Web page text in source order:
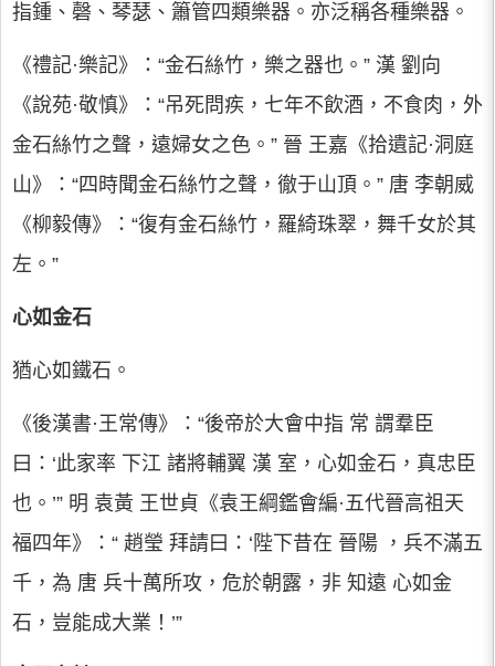
指鍾、磬、琴瑟、簫管四類樂器。亦泛稱各種樂器。
《禮記·樂記》：“金石絲竹，樂之器也。” 漢 劉向
《說苑·敬慎》：“吊死問疾，七年不飲酒，不食肉，外
金石絲竹之聲，遠婦女之色。” 晉 王嘉《拾遺記·洞庭
山》：“四時聞金石絲竹之聲，徹于山頂。” 唐 李朝威
《柳毅傳》：“復有金石絲竹，羅綺珠翠，舞千女於其
左。”
心如金石
猶心如鐵石。
《後漢書·王常傳》：“後帝於大會中指 常 謂羣臣
曰：‘此家率 下江 諸將輔翼 漢 室，心如金石，真忠臣
也。’” 明 袁黃 王世貞《袁王綱鑑會編·五代晉高祖天
福四年》：“ 趙瑩 拜請曰：‘陛下昔在 晉陽 ，兵不滿五
千，為 唐 兵十萬所攻，危於朝露，非 知遠 心如金
石，豈能成大業！’”